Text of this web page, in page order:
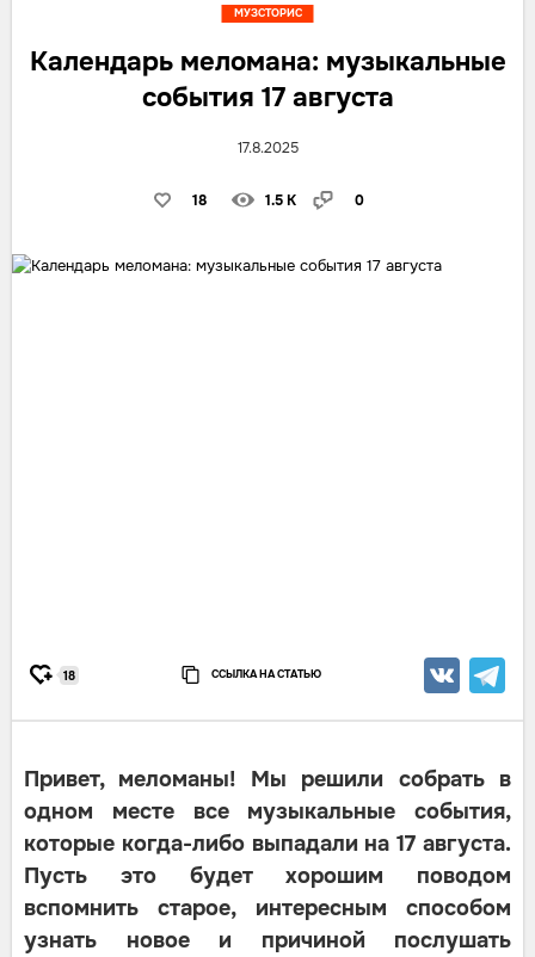
Календарь меломана: музыкальные
события 17 августа
17.8.2025
18 1.5 K 0
МУЗСТОРИС
18 ССЫЛКА НА СТАТЬЮ
Привет, меломаны! Мы решили собрать в
одном месте все музыкальные события,
которые когда-либо выпадали на 17 августа.
Пусть это будет хорошим поводом
вспомнить старое, интересным способом
узнать новое и причиной послушать